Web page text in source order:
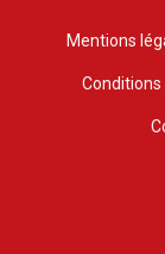
Mentions